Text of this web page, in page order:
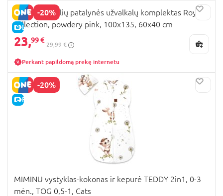
-20%
E-KAINA
MIMINU 2 dalių patalynės užvalkalų komplektas Royal
collection, powdery pink, 100x135, 60x40 cm
23,99 €
29,99 €
Perkant papildomą prekę internetu
-20%
E-KAINA
MIMINU vystyklas-kokonas ir kepurė TEDDY 2in1, 0-3
mėn., TOG 0,5-1, Cats